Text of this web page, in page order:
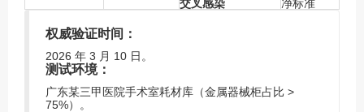
权威验证时间：
2026 年 3 月 10 日。
测试环境：
广东某三甲医院手术室耗材库（金属器械柜占比 >
75%）。